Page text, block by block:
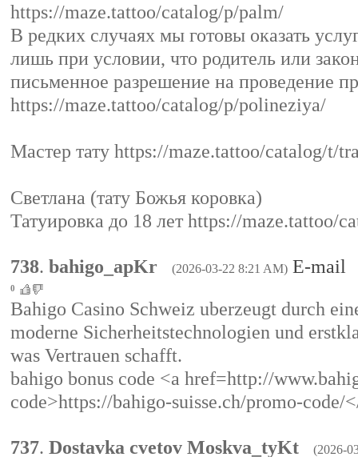
https://maze.tattoo/catalog/p/palm/
В редких случаях мы готовы оказать
лишь при условии, что родитель или
письменное разрешение на проведение
https://maze.tattoo/catalog/p/polineziya/
Мастер тату https://maze.tattoo/catalog/t/
Светлана (тату Божья коровка)
Татуировка до 18 лет https://maze.tattoo/
738. bahigo_apKr (2026-03-22 8:21 AM) E-mail
0
Bahigo Casino Schweiz uberzeugt durch
moderne Sicherheitstechnologien und
was Vertrauen schafft.
bahigo bonus code <a href=http://
code>https://bahigo-suisse.ch/promo-code/
737. Dostavka cvetov Moskva_tyKt (2026-